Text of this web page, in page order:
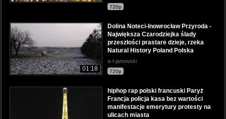
720p
01:18
Dolina Noteci-Inowrocław Przyroda -
Największa Czarodziejka ślady
przeszłości prastare dzieje, rzeka
Natural History Poland Polska
a-l-janowski
720p
hiphop rap polski francuski Paryż
Francja policja kasa bez wartości
manifestacje emerytury protesty na
ulicach miasta